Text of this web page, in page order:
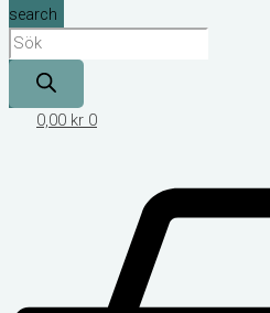
search
0,00 kr 0